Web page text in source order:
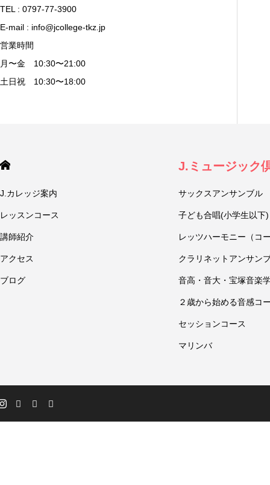
TEL : 0797-77-3900
E-mail : info@jcollege-tkz.jp
営業時間
月〜金 10:30〜21:00
土日祝 10:30〜18:00
J.カレッジ案内
レッスンコース
講師紹介
アクセス
ブログ
J.ミュージック
サックスアンサンブル
子ども合唱(小学生以下)
レッツハーモニー（コ
クラリネットアンサン
音高・音大・宝塚音楽
２歳から始める音感コ
セッションコース
マリンバ